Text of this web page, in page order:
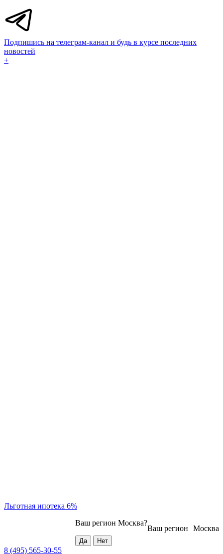
Подпишись на телеграм-канал и будь в курсе последних
новостей
+
Льготная ипотека 6%
Москва
Ваш регион
Ваш регион Москва?
8 (495) 565-30-55